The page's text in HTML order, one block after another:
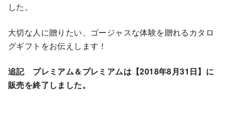
した。
大切な人に贈りたい、ゴージャスな体験を贈れるカタロ
グギフトをお伝えします！
追記 プレミアム＆プレミアムは【2018年8月31日】に
販売を終了しました。